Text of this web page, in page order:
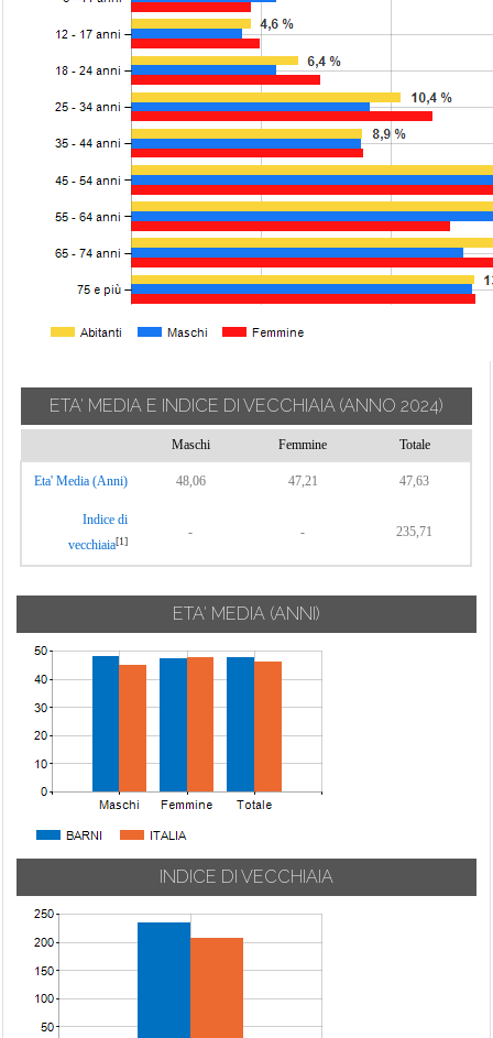
ETA' MEDIA E INDICE DI VECCHIAIA (ANNO 2024)
Maschi Femmine Totale
Eta' Media (Anni) 48,06 47,21 47,63
Indice di
vecchiaia[1]
- - 235,71
ETA' MEDIA (ANNI)
INDICE DI VECCHIAIA